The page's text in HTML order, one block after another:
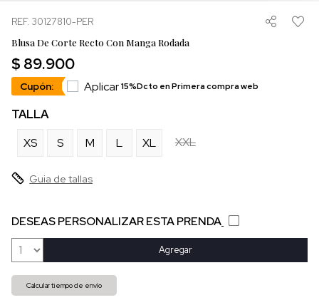
REF. 30127810-PER
Blusa De Corte Recto Con Manga Rodada
$ 89.900
Cupón: Aplicar15%Dcto en Primera compra web
TALLA
XS
S M L XL XXL
Guia de tallas
DESEAS PERSONALIZAR ESTA PRENDA
Agregar
Calcular tiempo de envío